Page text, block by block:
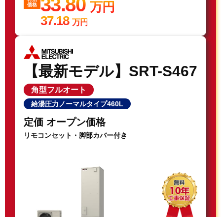
価格
33.80万円
37.18 万円
【最新モデル】SRT-S467
角型フルオート
給湯圧力ノーマルタイプ460L
定価 オープン価格
リモコンセット・脚部カバー付き